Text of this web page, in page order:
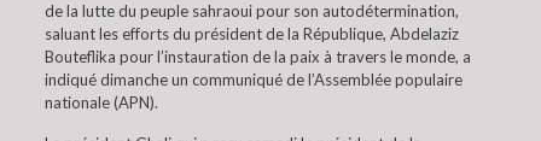
de la lutte du peuple sahraoui pour son autodétermination,
saluant les efforts du président de la République, Abdelaziz
Bouteflika pour l’instauration de la paix à travers le monde, a
indiqué dimanche un communiqué de l’Assemblée populaire
nationale (APN).